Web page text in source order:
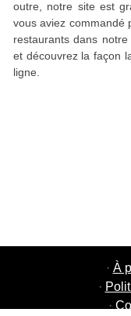
outre, notre site est
vous aviez commandé
restaurants dans
et découvrez la façon
ligne.
· À
·
·